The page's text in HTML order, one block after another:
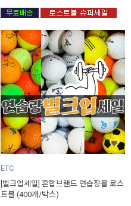
ETC
[벌크업세일] 혼합브랜드 연습장볼 로스
트볼 (400개/박스)